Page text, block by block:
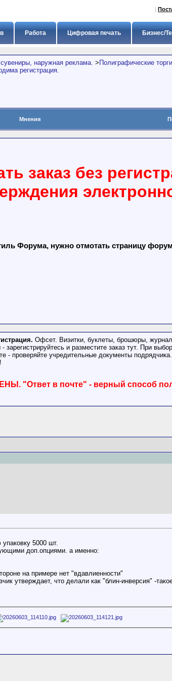
|
Бизнес/
Цифровая печать
Работа
наружная реклама. > Полиграфические
регистрация.
Мнения
заказ без
Форума, нужно отмотать страницу
Офсет. Визитки, буклеты, брошюры,
зарегистрируйтесь и разместите заказ тут. При
- проверяйте учредительные документы
"Ответ в почте" - верный способ
5000 шт.
доп.опциями. а именно:
на примере нет "вдавлиенности"
утверждает, что делали как "блин-инверсия" -